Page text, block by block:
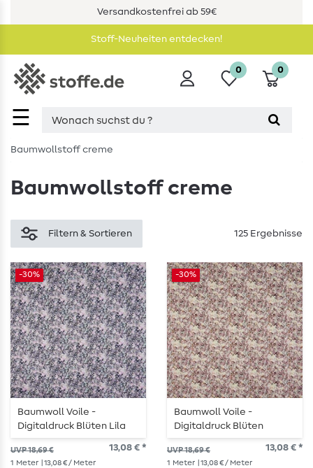
Versandkostenfrei ab 59€
Stoff-Neuheiten entdecken!
☰
0 0
Baumwollstoff creme
Baumwollstoff creme
Filtern & Sortieren 125 Ergebnisse
-30%
Baumwoll Voile -
Digitaldruck Blüten Lila
UVP 18,69 € 13,08 € *
1 Meter | 13,08 € / Meter
-30%
Baumwoll Voile -
Digitaldruck Blüten
Mauve
UVP 18,69 € 13,08 € *
1 Meter | 13,08 € / Meter